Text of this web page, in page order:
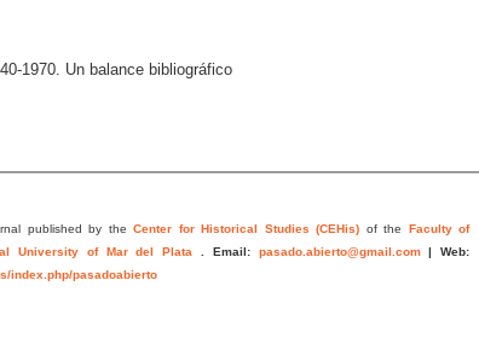
1970. Un balance bibliográfico
published by the Center for Historical Studies (CEHis) of the Faculty of
University of Mar del Plata Email: pasado.abierto@gmail.com|Web:
index.php/pasadoabierto